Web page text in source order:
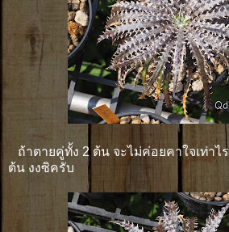
ถ้าตายคู่ทั้ง 2 ต้น จะไม่ค่อยคาใจเท่าไ
ต้น งงซิครับ